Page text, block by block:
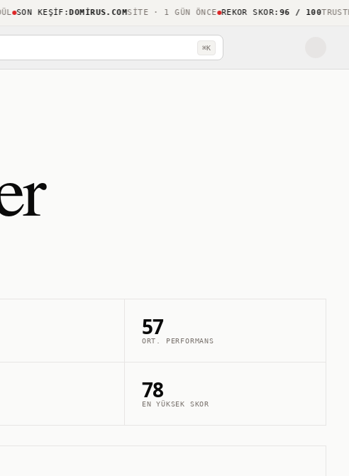
KEŞIF:DOMIRUS.COM SITE · 1 GÜN ÖNCE REKOR SKOR:96 / 100
⌘K
57
ORT. PERFORMANS
78
EN YÜKSEK SKOR